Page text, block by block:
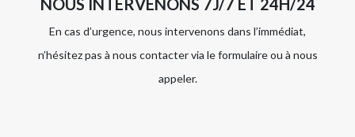
NOUS INTERVENONS 7J/7 ET 24H/24
En cas d’urgence, nous intervenons dans l’immédiat,
n’hésitez pas à nous contacter via le formulaire ou à nous
appeler.